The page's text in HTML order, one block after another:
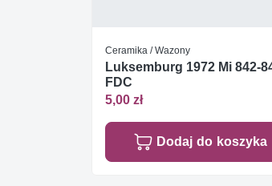
Ceramika / Wazony
Luksemburg 1972 Mi 842-
FDC
5,00 zł
Dodaj do koszyka